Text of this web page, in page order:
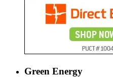
Green Energy